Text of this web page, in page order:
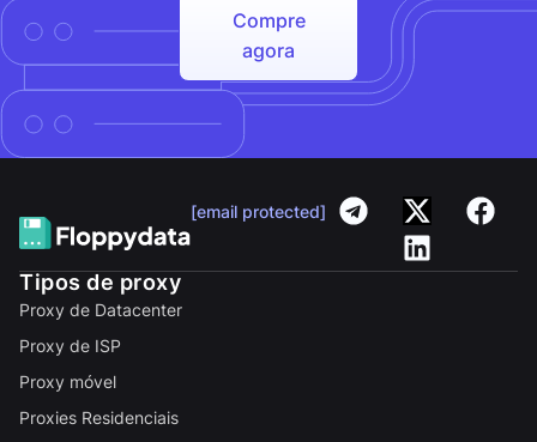
Compre
agora
[email protected]
Tipos de proxy
Proxy de Datacenter
Proxy de ISP
Proxy móvel
Proxies Residenciais